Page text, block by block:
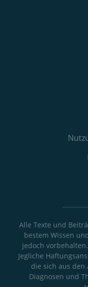
Alle Texte und
bestem Wissen
jedoch
Jegliche
die sich aus
Diagnosen und